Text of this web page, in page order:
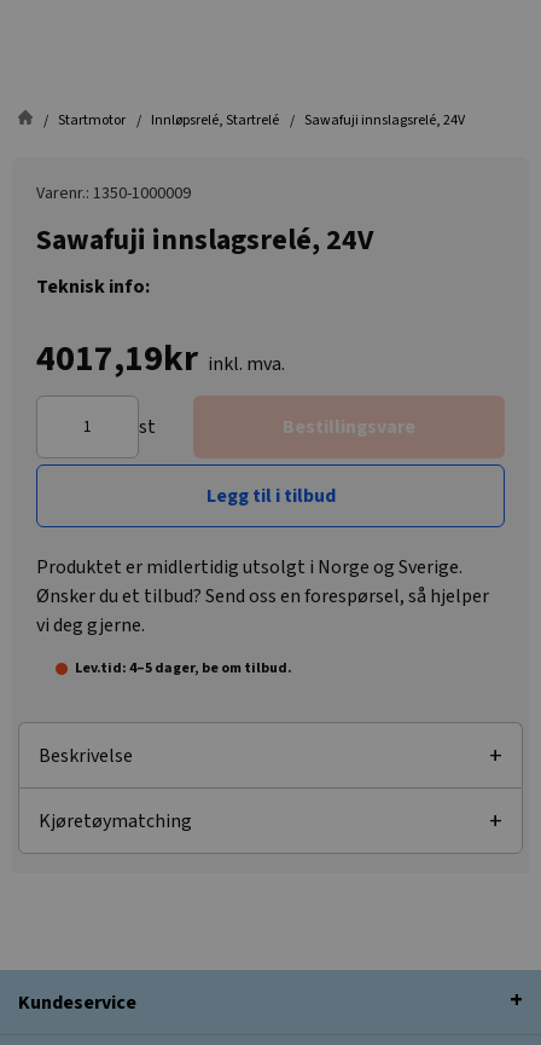
Startmotor Innløpsrelé, Startrelé Sawafuji innslagsrelé, 24V
Varenr.: 1350-1000009
Sawafuji innslagsrelé, 24V
Teknisk info:
4017,19kr inkl. mva.
st Bestillingsvare
Legg til i tilbud
Produktet er midlertidig utsolgt i Norge og Sverige.
Ønsker du et tilbud? Send oss en forespørsel, så hjelper
vi deg gjerne.
Lev.tid: 4–5 dager, be om tilbud.
Beskrivelse
Kjøretøymatching
Kundeservice